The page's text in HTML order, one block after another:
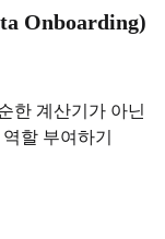
Onboarding)
한 계산기가 아닌
할 부여하기